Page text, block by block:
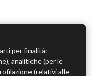
per finalità:
analitiche (per le
(relativi alle